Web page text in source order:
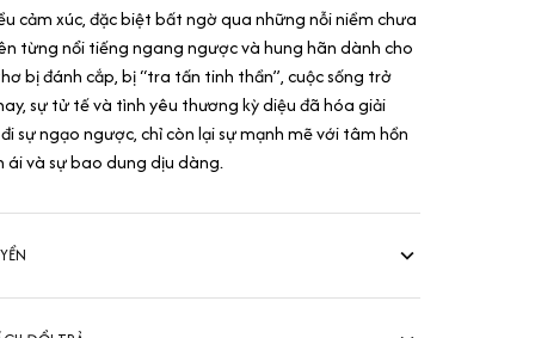
cảm xúc, đặc biệt bất ngờ qua những nỗi niềm chưa
từng nổi tiếng ngang ngược và hung hãn dành cho
bị đánh cắp, bị “tra tấn tinh thần”, cuộc sống trở
sự tử tế và tình yêu thương kỳ diệu đã hóa giải
sự ngạo ngược, chỉ còn lại sự mạnh mẽ với tâm hồn
ái và sự bao dung dịu dàng.